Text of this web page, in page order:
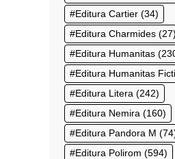
Editura Cartier (34)
Editura Charmides (27)
Editura Humanitas
Editura Humanitas
Editura Litera (242)
Editura Nemira (160)
Editura Pandora M
Editura Polirom (594)